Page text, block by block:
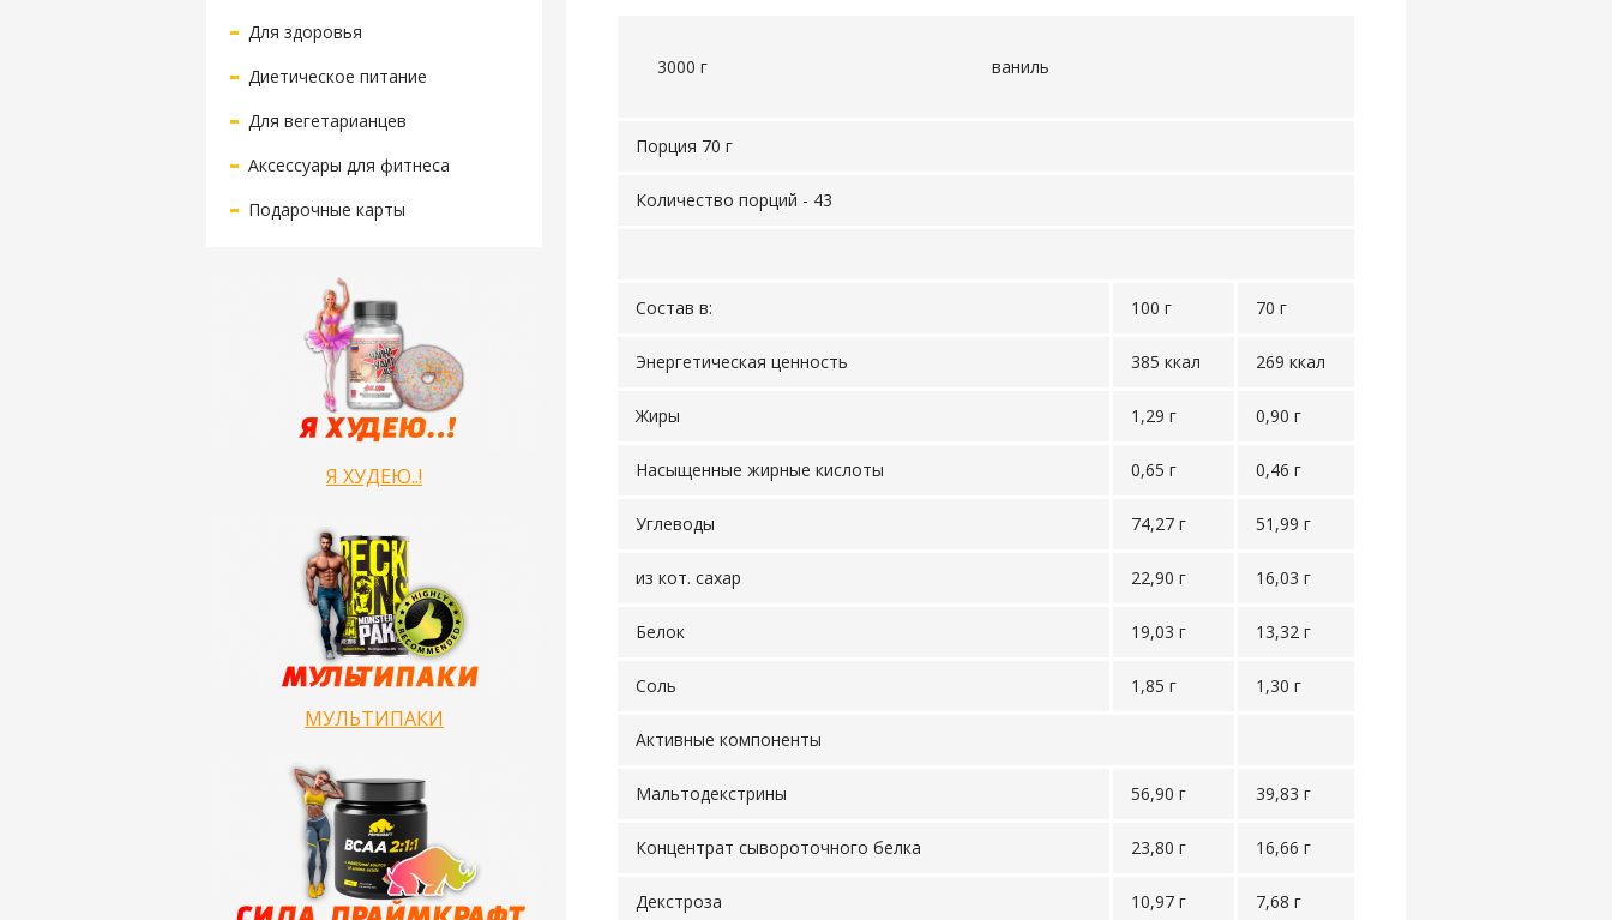
Для здоровья
Диетическое питание
Для вегетарианцев
Аксессуары для фитнеса
Подарочные карты
Я ХУДЕЮ..!
МУЛЬТИПАКИ
3000 г ваниль
Порция 70 г
Количество порций - 43
Состав в: 100 г 70 г
Энергетическая ценность 385 ккал 269 ккал
Жиры 1,29 г 0,90 г
Насыщенные жирные кислоты 0,65 г 0,46 г
Углеводы 74,27 г 51,99 г
из кот. сахар 22,90 г 16,03 г
Белок 19,03 г 13,32 г
Соль 1,85 г 1,30 г
Активные компоненты
Мальтодекстрины 56,90 г 39,83 г
Концентрат сывороточного белка 23,80 г 16,66 г
Декстроза 10,97 г 7,68 г